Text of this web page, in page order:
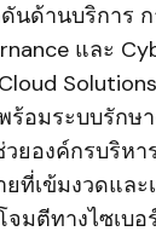
นด้านบริการ
และ
ร้อมระบบรักษ
ยองค์กรบริห
ที่เข้มงวดแล
มตีทางไซเบ